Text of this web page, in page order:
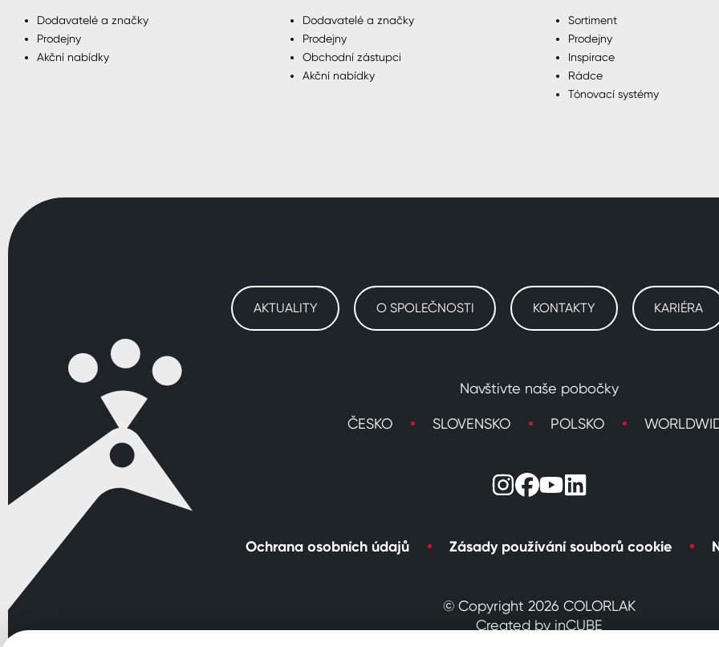
Dodavatelé a značky
Prodejny
Akční nabídky
Dodavatelé a značky
Prodejny
Obchodní zástupci
Akční nabídky
Sortiment
Prodejny
Inspirace
Rádce
Tónovací systémy
AKTUALITY O SPOLEČNOSTI KONTAKTY KARIÉRA
Navštivte naše pobočky
ČESKO SLOVENSKO POLSKO
Ochrana osobních údajů Zásady používání souborů cookie
© Copyright 2026 COLORLAK
Created by inCUBE